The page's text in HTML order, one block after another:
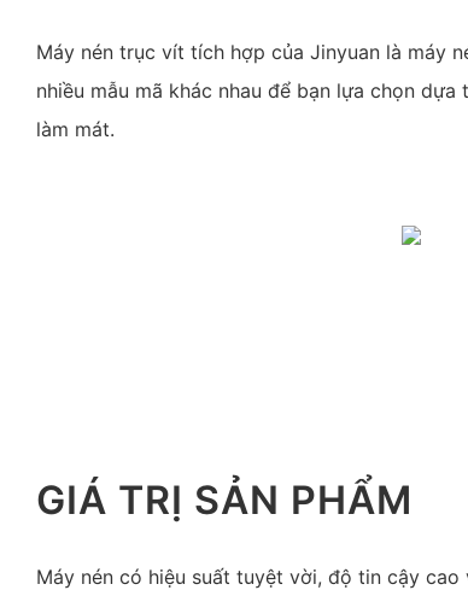
Máy nén trục vít tích hợp của Jinyuan là máy
nhiều mẫu mã khác nhau để bạn lựa chọn
làm mát.
GIÁ TRỊ SẢN PHẨM
Máy nén có hiệu suất tuyệt vời, độ tin cậy